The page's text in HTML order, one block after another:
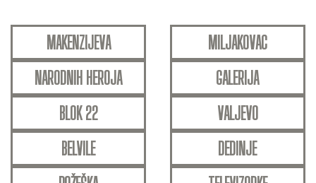
MAKENZIJEVA
MILJAKOVAC
NARODNIH HEROJA
GALERIJA
BLOK 22
VALJEVO
BELVILE
DEDINJE